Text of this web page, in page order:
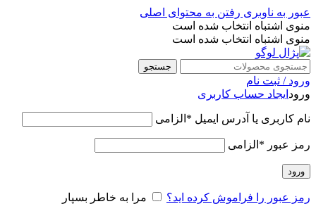
عبور به ناوبری رفتن به محتوای اصلی
منوی اشتباه انتخاب شده است
منوی اشتباه انتخاب شده است
جستجو
ورود / ثبت نام
ورود ایجاد حساب کاربری
نام کاربری یا آدرس ایمیل * الزامی
رمز عبور * الزامی
ورود
رمز عبور را فراموش کرده اید؟ مرا به خاطر بسپار